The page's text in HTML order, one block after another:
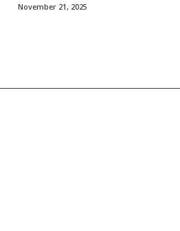
November 21, 2025